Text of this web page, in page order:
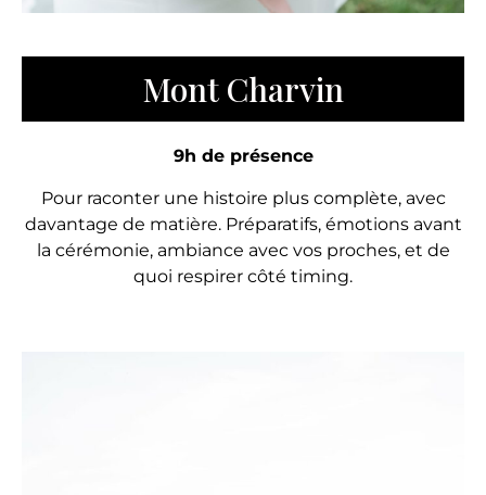
Mont Charvin
9h de présence
Pour raconter une histoire plus complète, avec
davantage de matière. Préparatifs, émotions avant
la cérémonie, ambiance avec vos proches, et de
quoi respirer côté timing.